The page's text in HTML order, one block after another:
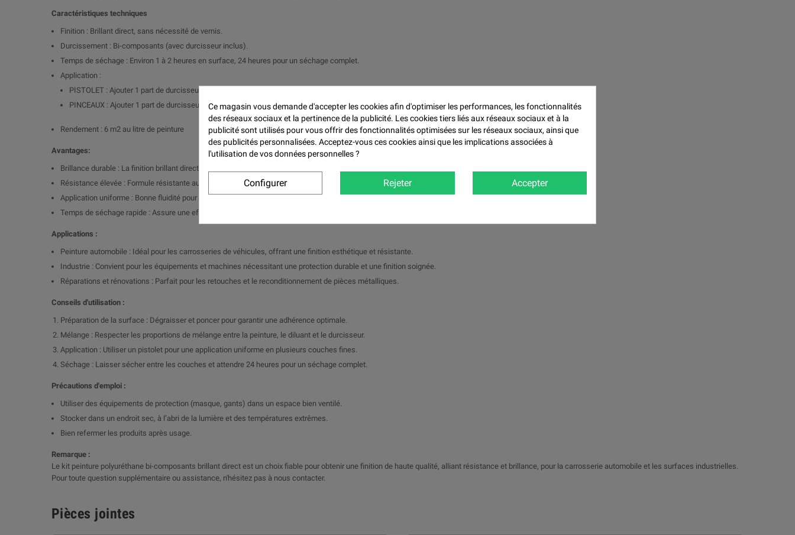
Caractéristiques techniques
Finition : Brillant direct, sans nécessité de vernis.
Durcissement : Bi-composants (avec durcisseur inclus).
Temps de séchage : Environ 1 à 2 heures en surface, 24 heures pour un séchage complet.
Application :
PISTOLET : Ajouter 1 part de durcisseur pour 2 parts de peinture et de 5 à 10 % de diluant.
PINCEAUX : Ajouter 1 part de durcisseur pour 2 parts de peinture
Rendement : 6 m2 au litre de peinture
Avantages:
Brillance durable : La finition brillant direct assure un éclat profond et résistant sans nécessiter de couche de vernis.
Résistance élevée : Formule résistante aux intempéries, aux UV, aux produits chimiques et aux rayures.
Application uniforme : Bonne fluidité pour une application homogène et un rendu professionnel.
Temps de séchage rapide : Assure une efficacité optimale pour les travaux nécessitant un séchage rapide.
Applications :
Peinture automobile : Idéal pour les carrosseries de véhicules, offrant une finition esthétique et résistante.
Industrie : Convient pour les équipements et machines nécessitant une protection durable et une finition soignée.
Réparations et rénovations : Parfait pour les retouches et le reconditionnement de pièces métalliques.
Conseils d'utilisation :
Préparation de la surface : Dégraisser et poncer pour garantir une adhérence optimale.
Mélange : Respecter les proportions de mélange entre la peinture, le diluant et le durcisseur.
Application : Utiliser un pistolet pour une application uniforme en plusieurs couches fines.
Séchage : Laisser sécher entre les couches et attendre 24 heures pour un séchage complet.
Précautions d'emploi :
Utiliser des équipements de protection (masque, gants) dans un espace bien ventilé.
Stocker dans un endroit sec, à l’abri de la lumière et des températures extrêmes.
Bien refermer les produits après usage.
Remarque :
Le kit peinture polyuréthane bi-composants brillant direct est un choix fiable pour obtenir une finition de haute qualité, alliant résistance et brillance, pour la carrosserie automobile et les surfaces industrielles.
Pour toute question supplémentaire ou assistance, n'hésitez pas à nous contacter.
Pièces jointes
Ce magasin vous demande d'accepter les cookies afin d'optimiser les performances, les fonctionnalités
des réseaux sociaux et la pertinence de la publicité. Les cookies tiers liés aux réseaux sociaux et à la
publicité sont utilisés pour vous offrir des fonctionnalités optimisées sur les réseaux sociaux, ainsi que
des publicités personnalisées. Acceptez-vous ces cookies ainsi que les implications associées à
l'utilisation de vos données personnelles ?
Configurer Rejeter Accepter